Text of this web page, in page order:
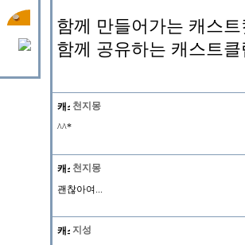
함께 만들어가는 캐스
함께 공유하는 캐스트
천지몽
^^*
천지몽
괜찮아여...
지성